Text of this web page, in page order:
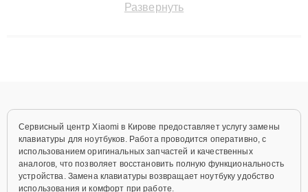
сохранением гарантии до 3 лет. Наши мастера решают
Развернуть
Сервисный центр Xiaomi в Кирове предоставляет услугу замены
клавиатуры для ноутбуков. Работа проводится оперативно, с
использованием оригинальных запчастей и качественных
аналогов, что позволяет восстановить полную функциональность
устройства. Замена клавиатуры возвращает ноутбуку удобство
использования и комфорт при работе.